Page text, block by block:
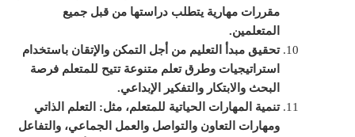
مقررات مهارية يتطلب دراستها من قبل جميع
المتعلمين.
تحقيق مبدأ
التعليم من أجل التمكن والإتقان باستخدام
استراتيجيات وطرق تعلم متنوعة تتيح للمتعلم فرصة
البحث والابتكار والتفكير الإبداعي.
تنمية المهارات الحياتية للمتعلم، مثل:
التعلم الذاتي
ومهارات التعاون والتواصل والعمل الجماعي، والتفاعل